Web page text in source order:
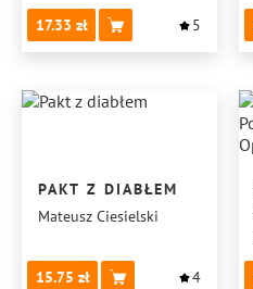
17.33
5
PAKT Z DIABŁEM
Mateusz Ciesielski
15.75 4